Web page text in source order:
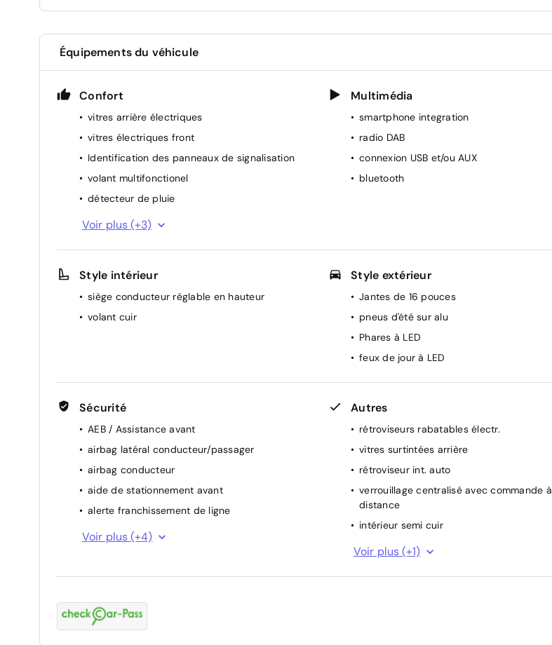
Équipements du véhicule
Confort
vitres arrière électriques
vitres électriques front
Identification des panneaux de signalisation
volant multifonctionel
détecteur de pluie
rétroviseur(s) électr.
Voir plus (+3)
Multimédia
smartphone integration
radio DAB
connexion USB et/ou AUX
bluetooth
Style intérieur
siège conducteur réglable en hauteur
volant cuir
Style extérieur
Jantes de 16 pouces
pneus d'été sur alu
Phares à LED
feux de jour à LED
Sécurité
AEB / Assistance avant
airbag latéral conducteur/passager
airbag conducteur
aide de stationnement avant
alerte franchissement de ligne
attention assist (capteur de fatigue)
Voir plus (+4)
Autres
rétroviseurs rabatables électr.
vitres surtintées arrière
rétroviseur int. auto
verrouillage centralisé avec commande à
distance
intérieur semi cuir
aide de stationnement arrière
Voir plus (+1)